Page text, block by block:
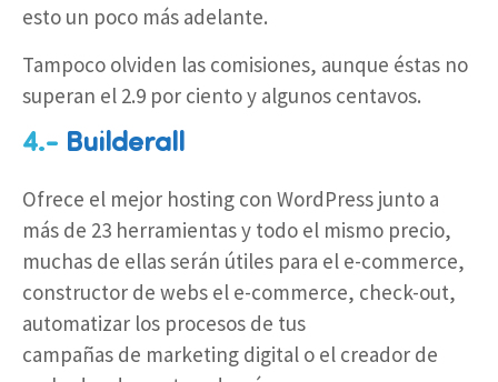
esto un poco más adelante.
Tampoco olviden las comisiones, aunque éstas no
superan el 2.9 por ciento y algunos centavos.
4.- Builderall
Ofrece el mejor hosting con WordPress junto a
más de 23 herramientas y todo el mismo precio,
muchas de ellas serán útiles para el e-commerce,
constructor de webs el e-commerce, check-out,
automatizar los procesos de tus
campañas de marketing digital o el creador de